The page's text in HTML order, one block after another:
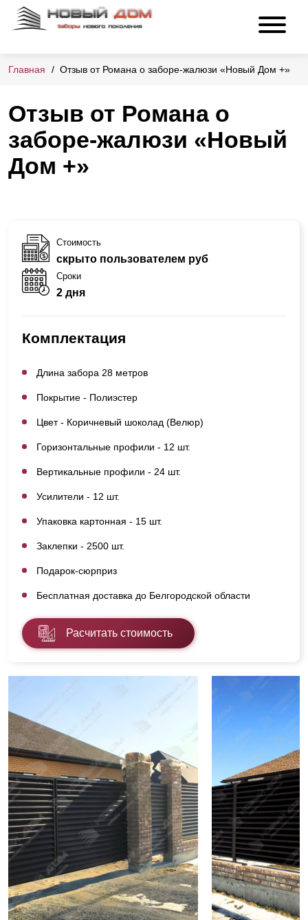
Главная Отзыв от Романа о заборе-жалюзи «Новый Дом +»
Отзыв от Романа о
заборе-жалюзи «Новый
Дом +»
Стоимость
скрыто пользователем руб
Сроки
2 дня
Комплектация
Длина забора 28 метров
Покрытие - Полиэстер
Цвет - Коричневый шоколад (Велюр)
Горизонтальные профили - 12 шт.
Вертикальные профили - 24 шт.
Усилители - 12 шт.
Упаковка картонная - 15 шт.
Заклепки - 2500 шт.
Подарок-сюрприз
Бесплатная доставка до Белгородской области
Расчитать стоимость